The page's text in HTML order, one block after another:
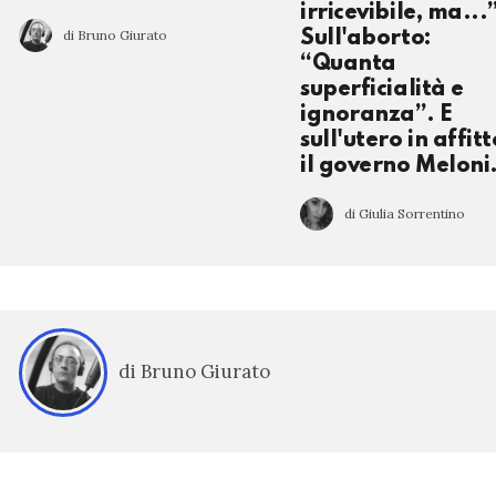
di Bruno Giurato
irricevibile,
Sull'aborto:
“Quanta
superficialità e
ignoranza”. E
sull'utero in
il governo
di Giulia Sorrentino
di Bruno Giurato